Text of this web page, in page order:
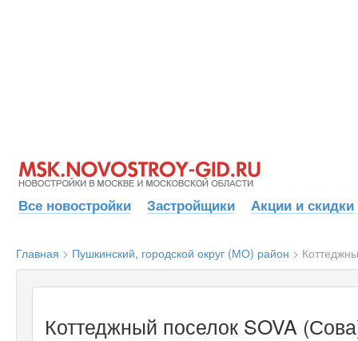
Все новостройки Застройщики Акции и скидки
Главная > Пушкинский, городской округ (МО) район >
Коттеджный поселок SOVA